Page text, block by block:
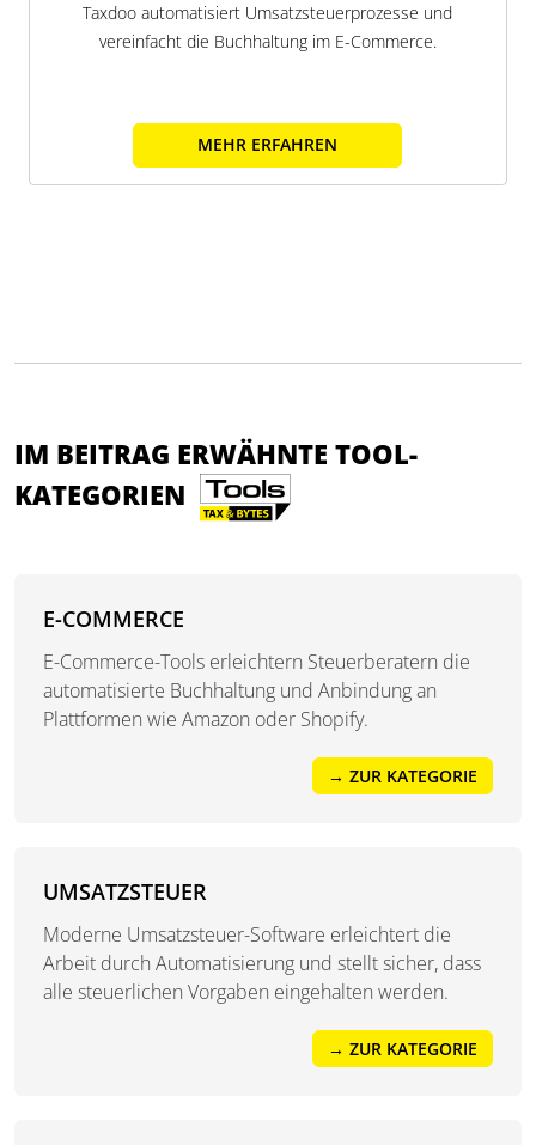
Taxdoo automatisiert Umsatzsteuerprozesse und
vereinfacht die Buchhaltung im E-Commerce.
MEHR ERFAHREN
IM BEITRAG ERWÄHNTE TOOL-
KATEGORIEN
E-COMMERCE
E-Commerce-Tools erleichtern Steuerberatern die
automatisierte Buchhaltung und Anbindung an
Plattformen wie Amazon oder Shopify.
→ ZUR KATEGORIE
UMSATZSTEUER
Moderne Umsatzsteuer-Software erleichtert die
Arbeit durch Automatisierung und stellt sicher, dass
alle steuerlichen Vorgaben eingehalten werden.
→ ZUR KATEGORIE